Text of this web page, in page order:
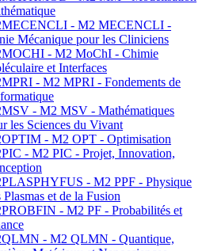
- M2 MECENCLI -
Mécanique pour les Cliniciens
- M2 MoChI - Chimie
et Interfaces
- M2 MPRI - Fondements de
- M2 MSV - Mathématiques
les Sciences du Vivant
- M2 OPT - Optimisation
- M2 PIC - Projet, Innovation,
- M2 PPF - Physique
Plasmas et de la Fusion
- M2 PF - Probabilités et
- M2 QLMN - Quantique,